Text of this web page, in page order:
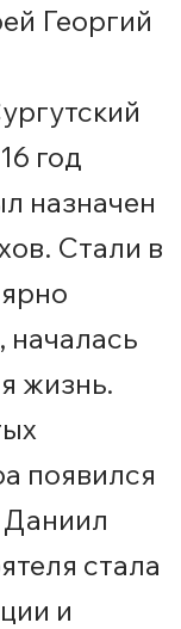
Георгий
год
назначен
Стали в
началась
жизнь.
появился
Даниил
стала
и